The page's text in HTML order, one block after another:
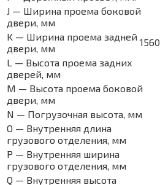
J — Ширина проема боковой
двери, мм
K — Ширина проема задней
двери, мм
1560
L — Высота проема задних
дверей, мм
M — Высота проема боковой
двери, мм
N — Погрузочная высота, мм
O — Внутренняя длина
грузового отделения, мм
P — Внутренняя ширина
грузового отделения, мм
Q — Внутренняя высота